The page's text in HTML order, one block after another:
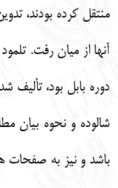
منتقل كرده بودند،
آنها از ميان رفت.
دوره بابل بود،
شالوده و نحوه بيان
باشد و نيز به